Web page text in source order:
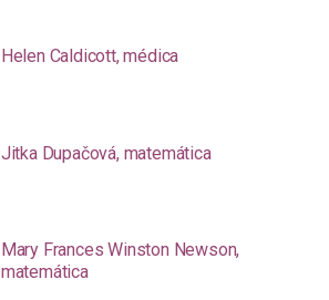
Helen Caldicott, médica
Jitka Dupačová, matemática
Mary Frances Winston Newson,
matemática